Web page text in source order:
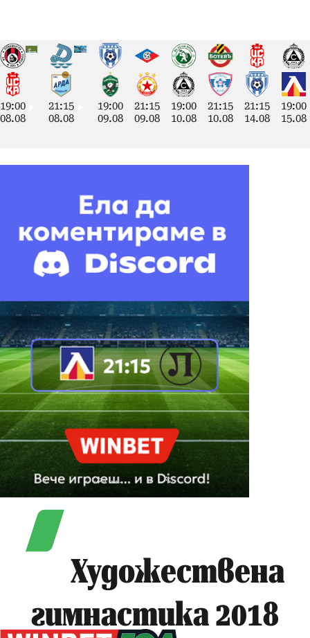
19:00
08.08
21:15
08.08
19:00
09.08
21:15
09.08
19:00
10.08
21:15
10.08
21:15
14.08
19:00
15.08
Художествена
гимнастика 2018